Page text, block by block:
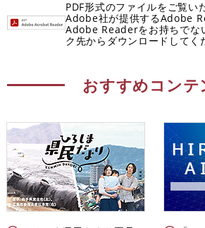
PDF形式のファイルをご覧い
Adobe社が提供するAdobe
Adobe Readerをお持ちでな
ク先からダウンロードしてく
おすすめコンテ